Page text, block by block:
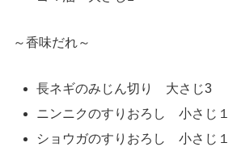
～香味だれ～
長ネギのみじん切り 大さじ3
ニンニクのすりおろし 小さじ１
ショウガのすりおろし 小さじ１